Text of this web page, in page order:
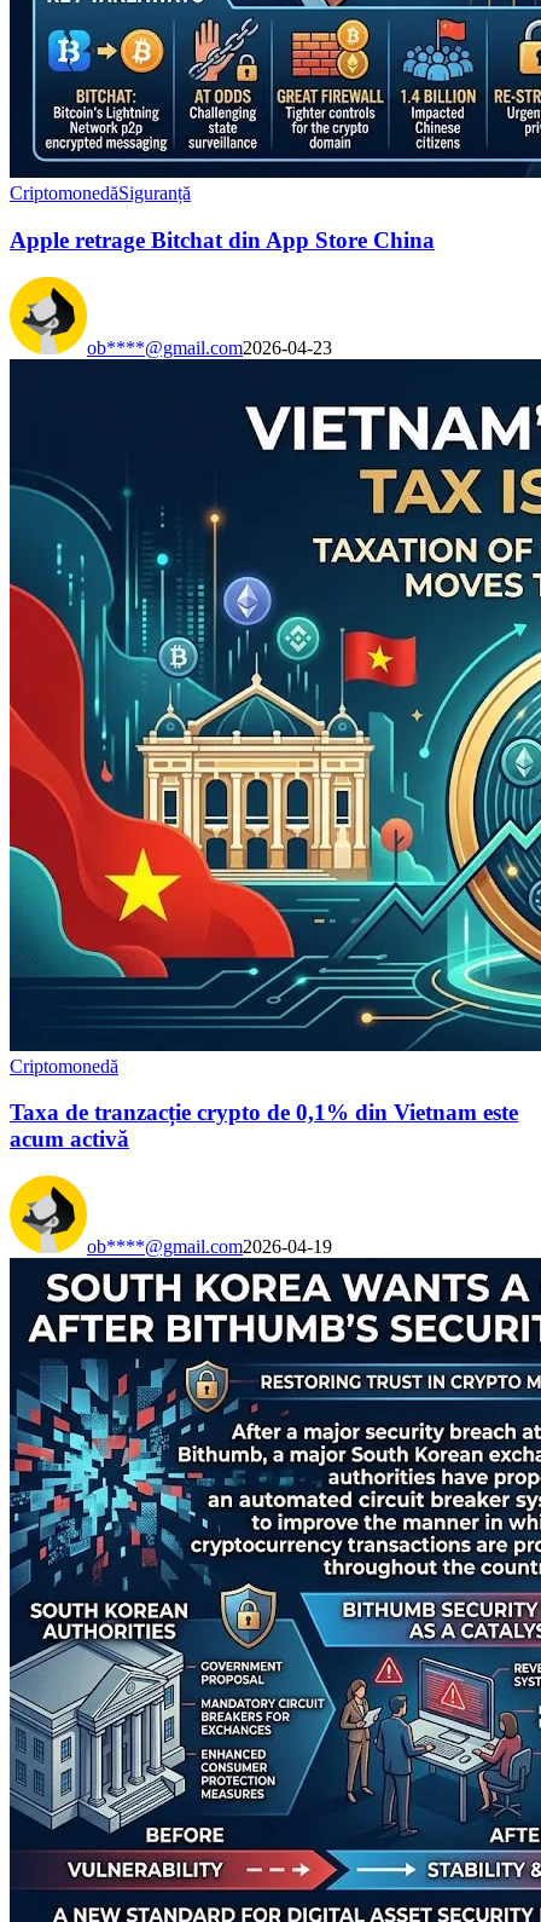
CriptomonedăSiguranță
Apple retrage Bitchat din App Store China
ob****@gmail.com2026-04-23
Criptomonedă
Taxa de tranzacție crypto de 0,1% din Vietnam este
acum activă
ob****@gmail.com2026-04-19